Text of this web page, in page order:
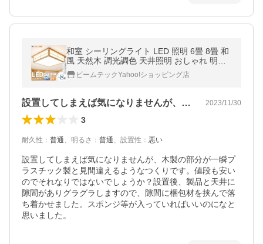
和室 シーリングライト LED 照明 6畳 8畳 和
風 天然木 調光調色 天井照明 おしゃれ 明る
い 電球色 昼光色 昼白色 常夜灯 省エネ CL-2
D8JRビームテックYahoo!ショッピング店
設置してしまえば気になりませんが、木製… 2023/11/30
3
耐久性 ： 普通、 明るさ ： 普通、 設置性 ： 悪い
設置してしまえば気になりませんが、木製の部分が一瞬プ
ラスチック製と見間違えるようなつくりです。値段も安い
のでそれなりではないでしょうか？設置後、製品と天井に
隙間がありグラグラしますので、隙間に梱包材を挟んで落
ち着かせました。スポンジ等が入っていればいいのになと
思いました。